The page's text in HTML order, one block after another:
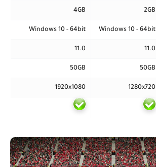
2GB
4GB
Windows 10 - 64bit
Windows 10 - 64bit
11.0
11.0
50GB
50GB
1280x720
1920x1080